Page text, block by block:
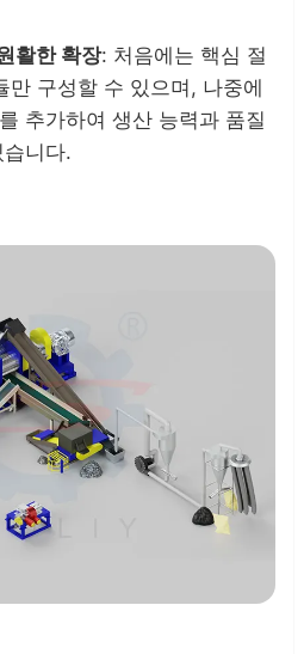
활한 확장: 처음에는 핵심 절
만 구성할 수 있으며, 나중에
추가하여 생산 능력과 품질
니다.